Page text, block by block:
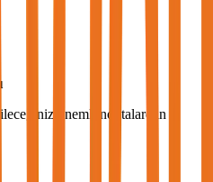
önemli noktalardan